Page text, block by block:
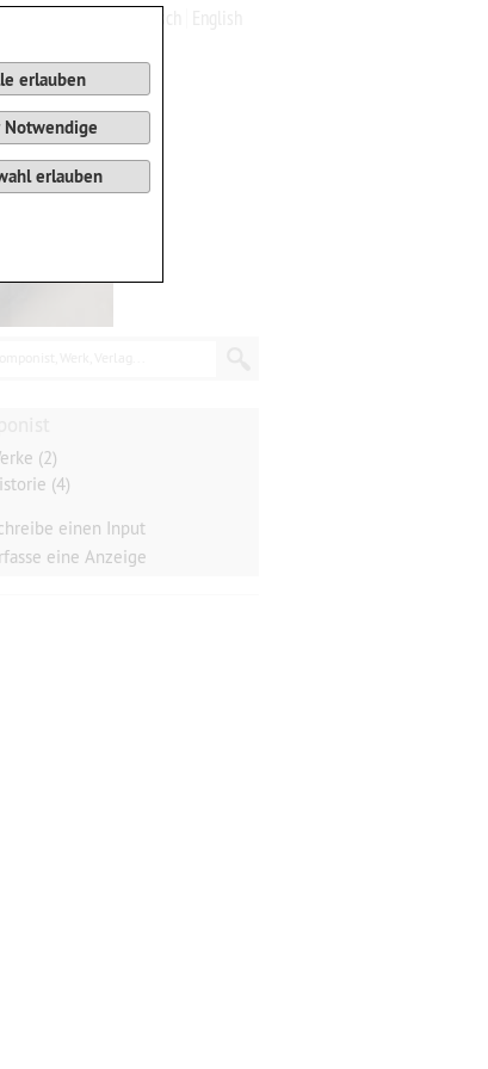
(2)
(4)
einen Input
eine Anzeige
erlauben
Notwendige
erlauben